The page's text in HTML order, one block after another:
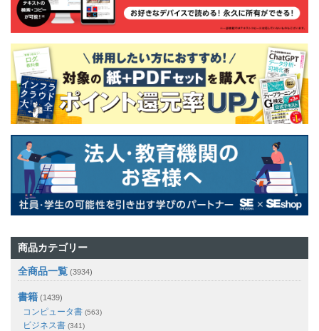
商品カテゴリー
全商品一覧 (3934)
書籍 (1439)
コンピュータ書 (563)
ビジネス書 (341)